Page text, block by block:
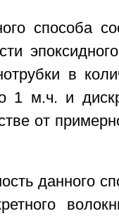
способа
в
1 м.ч. и
от
данного